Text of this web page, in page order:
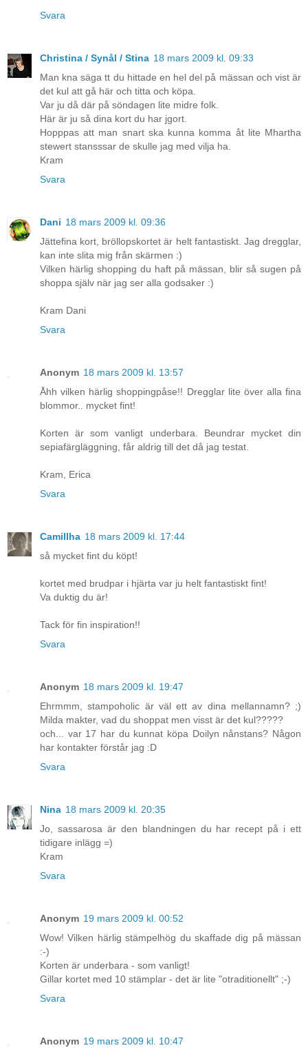
Svara
Christina / Synål / Stina 18 mars 2009 kl. 09:33
Man kna säga tt du hittade en hel del på mässan och vist är
det kul att gå här och titta och köpa.
Var ju då där på söndagen lite midre folk.
Här är ju så dina kort du har jgort.
Hopppas att man snart ska kunna komma åt lite Mhartha
stewert stansssar de skulle jag med vilja ha.
Kram
Svara
Dani 18 mars 2009 kl. 09:36
Jättefina kort, bröllopskortet är helt fantastiskt. Jag dregglar,
kan inte slita mig från skärmen :)
Vilken härlig shopping du haft på mässan, blir så sugen på
shoppa själv när jag ser alla godsaker :)
Kram Dani
Svara
Anonym 18 mars 2009 kl. 13:57
Åhh vilken härlig shoppingpåse!! Dregglar lite över alla fina
blommor.. mycket fint!
Korten är som vanligt underbara. Beundrar mycket din
sepiafärgläggning, får aldrig till det då jag testat.
Kram, Erica
Svara
Camillha 18 mars 2009 kl. 17:44
så mycket fint du köpt!
kortet med brudpar i hjärta var ju helt fantastiskt fint!
Va duktig du är!
Tack för fin inspiration!!
Svara
Anonym 18 mars 2009 kl. 19:47
Ehrmmm, stampoholic är väl ett av dina mellannamn? ;)
Milda makter, vad du shoppat men visst är det kul?????
och... var 17 har du kunnat köpa Doilyn nånstans? Någon
har kontakter förstår jag :D
Svara
Nina 18 mars 2009 kl. 20:35
Jo, sassarosa är den blandningen du har recept på i ett
tidigare inlägg =)
Kram
Svara
Anonym 19 mars 2009 kl. 00:52
Wow! Vilken härlig stämpelhög du skaffade dig på mässan
:-)
Korten är underbara - som vanligt!
Gillar kortet med 10 stämplar - det är lite "otraditionellt" ;-)
Svara
Anonym 19 mars 2009 kl. 10:47